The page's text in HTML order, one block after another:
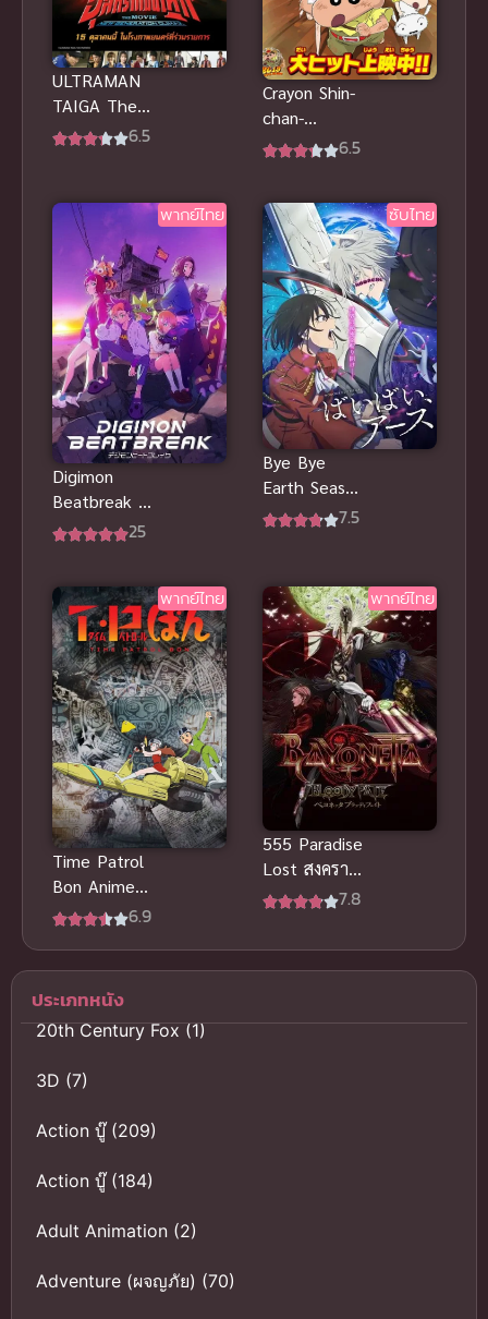
ULTRAMAN
TAIGA The
Movie New
ไทย
6.5
Crayon Shin-
chan-
Honeymoon
Hiroshi ชินจัง
เดอะมูฟวี่
ตอน ฮันนีมูน
ป่วนแดนจิงโจ้
ตามหาคุณพ่อ
สุดขอบฟ้า
พากย์ไทย
6.5
พากย์ไทย
Digimon
Beatbreak ดิ
จิมอนบีตเบรก
25
ซับไทย
Bye Bye
Earth Season
2 ภาค 2
7.5
พากย์ไทย
Time Patrol
Bon Anime
ตำรวจกาล6.9
พากย์ไทย
555 Paradise
Lost สงคราม
มนุษย์กลาย
เรื่อง
7.8
ประเภทหนัง
20th Century Fox(1)
3D (7)
Action บู๊(209)
Action บู๊(184)
Adult Animation (2)
Adventure (ผจญภัย) (70)